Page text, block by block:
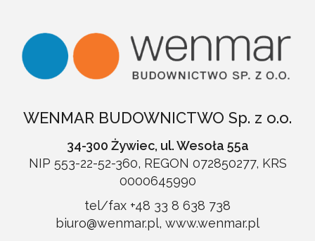
WENMAR BUDOWNICTWO Sp. z o.o.
34-300 Żywiec, ul. Wesoła 55a
NIP 553-22-52-360, REGON 072850277, KRS
0000645990
tel/fax +48 33 8 638 738
biuro@wenmar.pl, www.wenmar.pl